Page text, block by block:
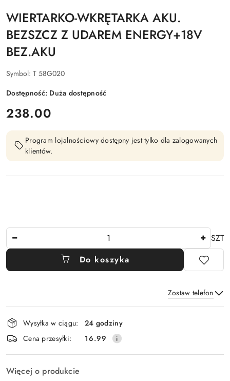
WIERTARKO-WKRĘTARKA AKU.
BEZSZCZ Z UDAREM ENERGY+18V
BEZ.AKU
Symbol: T 58G020
Dostępność: Duża dostępność
cena:
238.00
Program lojalnościowy dostępny jest tylko dla zalogowanych
klientów.
SZT
Do koszyka
Zostaw telefon
Wyślij
Dostępność
i
dostawa
Wysyłka w ciągu:
24 godziny
Cena przesyłki:
16.99
Więcej o produkcie